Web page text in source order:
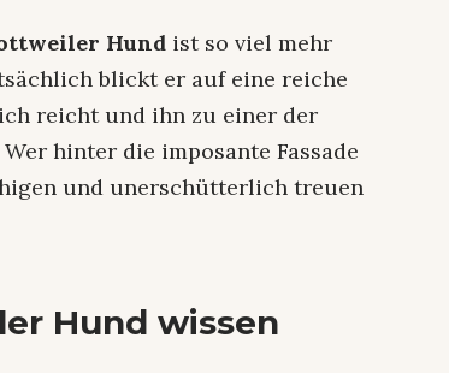
Hund ist so viel mehr
blickt er auf eine reiche
reicht und ihn zu einer der
hinter die imposante Fassade
und unerschütterlich treuen
Hund wissen